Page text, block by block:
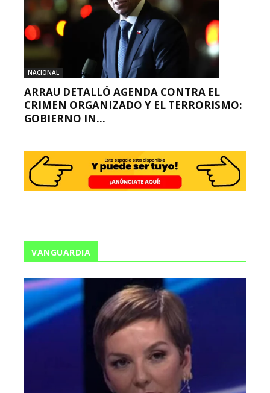
NACIONAL
ARRAU DETALLÓ AGENDA CONTRA EL
CRIMEN ORGANIZADO Y EL TERRORISMO:
GOBIERNO IN...
VANGUARDIA